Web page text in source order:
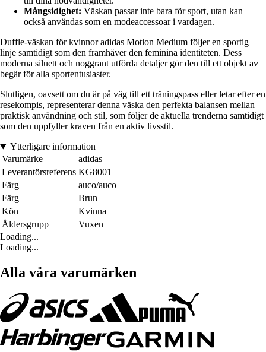
Mångsidighet: Väskan passar inte bara för sport, utan kan
också användas som en modeaccessoar i vardagen.
Duffle-väskan för kvinnor adidas Motion Medium följer en sportig
linje samtidigt som den framhäver den feminina identiteten. Dess
moderna siluett och noggrant utförda detaljer gör den till ett objekt av
begär för alla sportentusiaster.
Slutligen, oavsett om du är på väg till ett träningspass eller letar efter en
resekompis, representerar denna väska den perfekta balansen mellan
praktisk användning och stil, som följer de aktuella trenderna samtidigt
som den uppfyller kraven från en aktiv livsstil.
Ytterligare information
Varumärke
adidas
Leverantörsreferens KG8001
Färg
auco/auco
Färg
Brun
Kön
Kvinna
Åldersgrupp
Vuxen
Loading...
Loading...
Alla våra varumärken